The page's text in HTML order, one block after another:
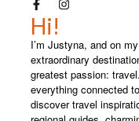
Hi!
I’m Justyna, and on
extraordinary
greatest passion:
everything connected
discover travel